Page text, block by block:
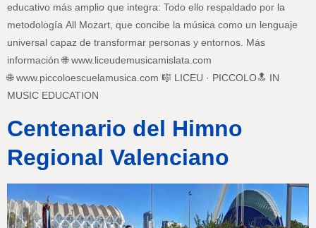
educativo más amplio que integra: Todo ello respaldado por la
metodología All Mozart, que concibe la música como un lenguaje
universal capaz de transformar personas y entornos. Más
información 🌐 www.liceudemusicamislata.com
🌐 www.piccoloescuelamusica.com 🎼 LICEU · PICCOLO🔝 IN
MUSIC EDUCATION
Centenario del Himno
Regional Valenciano